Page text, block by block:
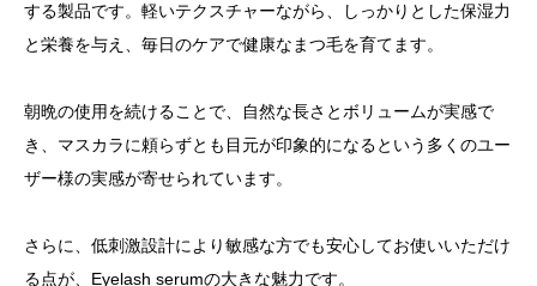
する製品です。軽いテクスチャーながら、しっかりとした保湿力
と栄養を与え、毎日のケアで健康なまつ毛を育てます。
朝晩の使用を続けることで、自然な長さとボリュームが実感で
き、マスカラに頼らずとも目元が印象的になるという多くのユー
ザー様の実感が寄せられています。
さらに、低刺激設計により敏感な方でも安心してお使いいただけ
る点が、Eyelash serumの大きな魅力です。